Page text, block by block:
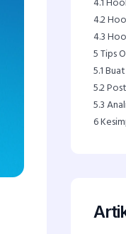
4.2
4.3
5Tips
5.1
5.2
5.3
6